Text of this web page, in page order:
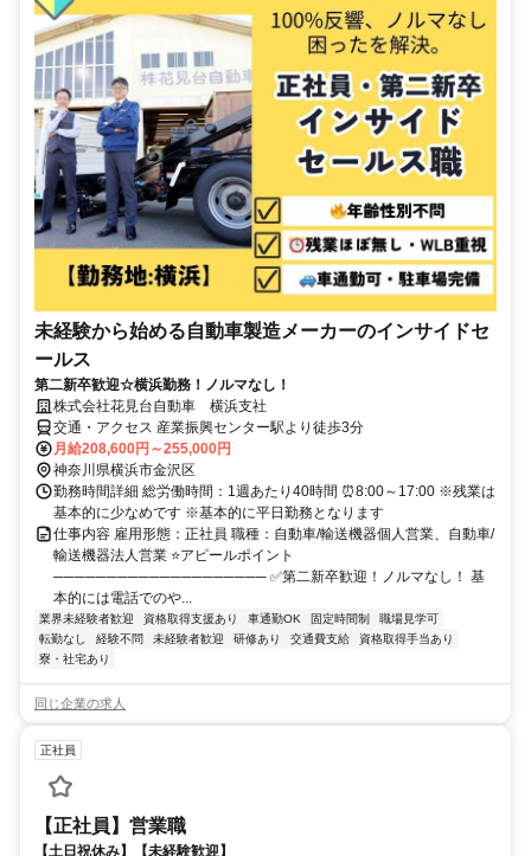
未経験から始める自動車製造メーカーのインサイドセ
ールス
第二新卒歓迎☆横浜勤務！ノルマなし！
株式会社花見台自動車 横浜支社
交通・アクセス 産業振興センター駅より徒歩3分
月給208,600円～255,000円
神奈川県横浜市金沢区
勤務時間詳細 総労働時間：1週あたり40時間 ⏰8:00～17:00 ※残業は
基本的に少なめです ※基本的に平日勤務となります
仕事内容 雇用形態：正社員 職種：自動車/輸送機器個人営業、自動車/
輸送機器法人営業 ⭐アピールポイント
──────────────────── ✅第二新卒歓迎！ノルマなし！ 基
本的には電話でのや...
業界未経験者歓迎 資格取得支援あり 車通勤OK 固定時間制
職場見学可
転勤なし
経験不問 未経験者歓迎 研修あり 交通費支給
資格取得手当あり
寮・社宅あり
同じ企業の求人
正社員
【正社員】営業職
【土日祝休み】【未経験歓迎】